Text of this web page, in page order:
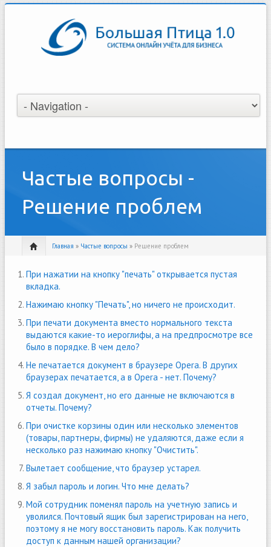
Частые вопросы -
Решение проблем
Главная » Частые вопросы » Решение проблем
При нажатии на кнопку "печать" открывается пустая
вкладка.
Нажимаю кнопку "Печать", но ничего не происходит.
При печати документа вместо нормального текста
выдаются какие-то иероглифы, а на предпросмотре все
было в порядке. В чем дело?
Не печатается документ в браузере Opera. В других
браузерах печатается, а в Opera - нет. Почему?
Я создал документ, но его данные не включаются в
отчеты. Почему?
При очистке корзины один или несколько элементов
(товары, партнеры, фирмы) не удаляются, даже если я
несколько раз нажимаю кнопку "Очистить".
Вылетает сообщение, что браузер устарел.
Я забыл пароль и логин. Что мне делать?
Мой сотрудник поменял пароль на учетную запись и
уволился. Почтовый ящик был зарегистрирован на него,
поэтому я не могу восстановить пароль. Как получить
доступ к данным нашей организации?